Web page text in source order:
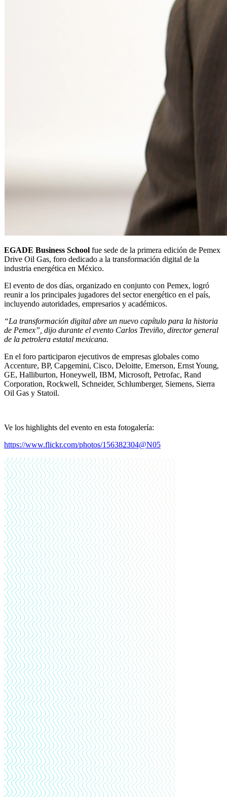
EGADE Business School fue sede de la primera edición de Pemex
Drive Oil Gas, foro dedicado a la transformación digital de la
industria energética en México.
El evento de dos días, organizado en conjunto con Pemex, logró
reunir a los principales jugadores del sector energético en el país,
incluyendo autoridades, empresarios y académicos.
“La transformación digital abre un nuevo capítulo para la historia
de Pemex”, dijo durante el evento Carlos Treviño, director general
de la petrolera estatal mexicana.
En el foro participaron ejecutivos de empresas globales como
Accenture, BP, Capgemini, Cisco, Deloitte, Emerson, Ernst Young,
GE, Halliburton, Honeywell, IBM, Microsoft, Petrofac, Rand
Corporation, Rockwell, Schneider, Schlumberger, Siemens, Sierra
Oil Gas y Statoil.
Ve los highlights del evento en esta fotogalería:
https://www.flickr.com/photos/156382304@N05